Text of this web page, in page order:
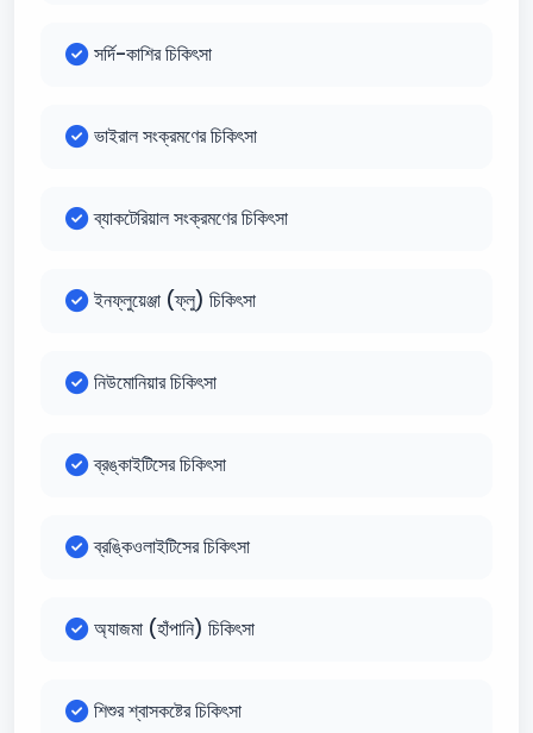
সর্দি-কাশির চিকিৎসা
ভাইরাল সংক্রমণের চিকিৎসা
ব্যাকটেরিয়াল সংক্রমণের চিকিৎসা
ইনফ্লুয়েঞ্জা (ফ্লু) চিকিৎসা
নিউমোনিয়ার চিকিৎসা
ব্রঙ্কাইটিসের চিকিৎসা
ব্রঙ্কিওলাইটিসের চিকিৎসা
অ্যাজমা (হাঁপানি) চিকিৎসা
শিশুর শ্বাসকষ্টের চিকিৎসা